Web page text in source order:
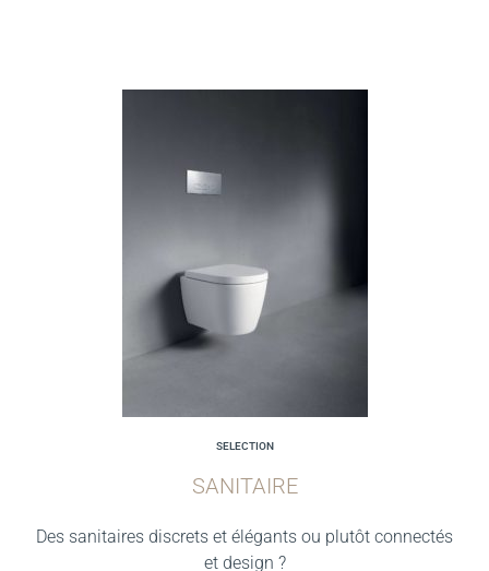
SELECTION
SANITAIRE
Des sanitaires discrets et élégants ou plutôt connectés
et design ?